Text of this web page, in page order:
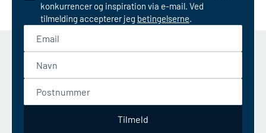
konkurrencer og inspiration via e-mail. Ved
tilmelding accepterer jeg betingelserne.
Tilmeld